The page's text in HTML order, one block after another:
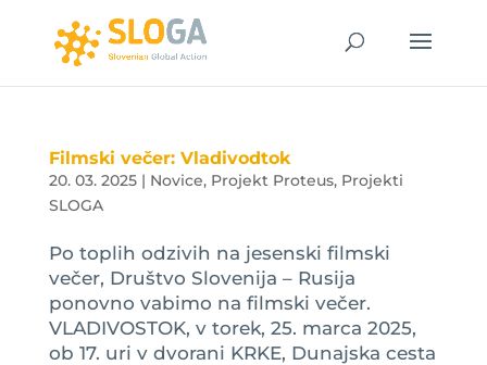
Filmski večer: Vladivodtok
20. 03. 2025| Novice, Projekt Proteus, Projekti
SLOGA
Po toplih odzivih na jesenski filmski
večer, Društvo Slovenija – Rusija
ponovno vabimo na filmski večer.
VLADIVOSTOK, v torek, 25. marca 2025,
ob 17. uri v dvorani KRKE, Dunajska cesta